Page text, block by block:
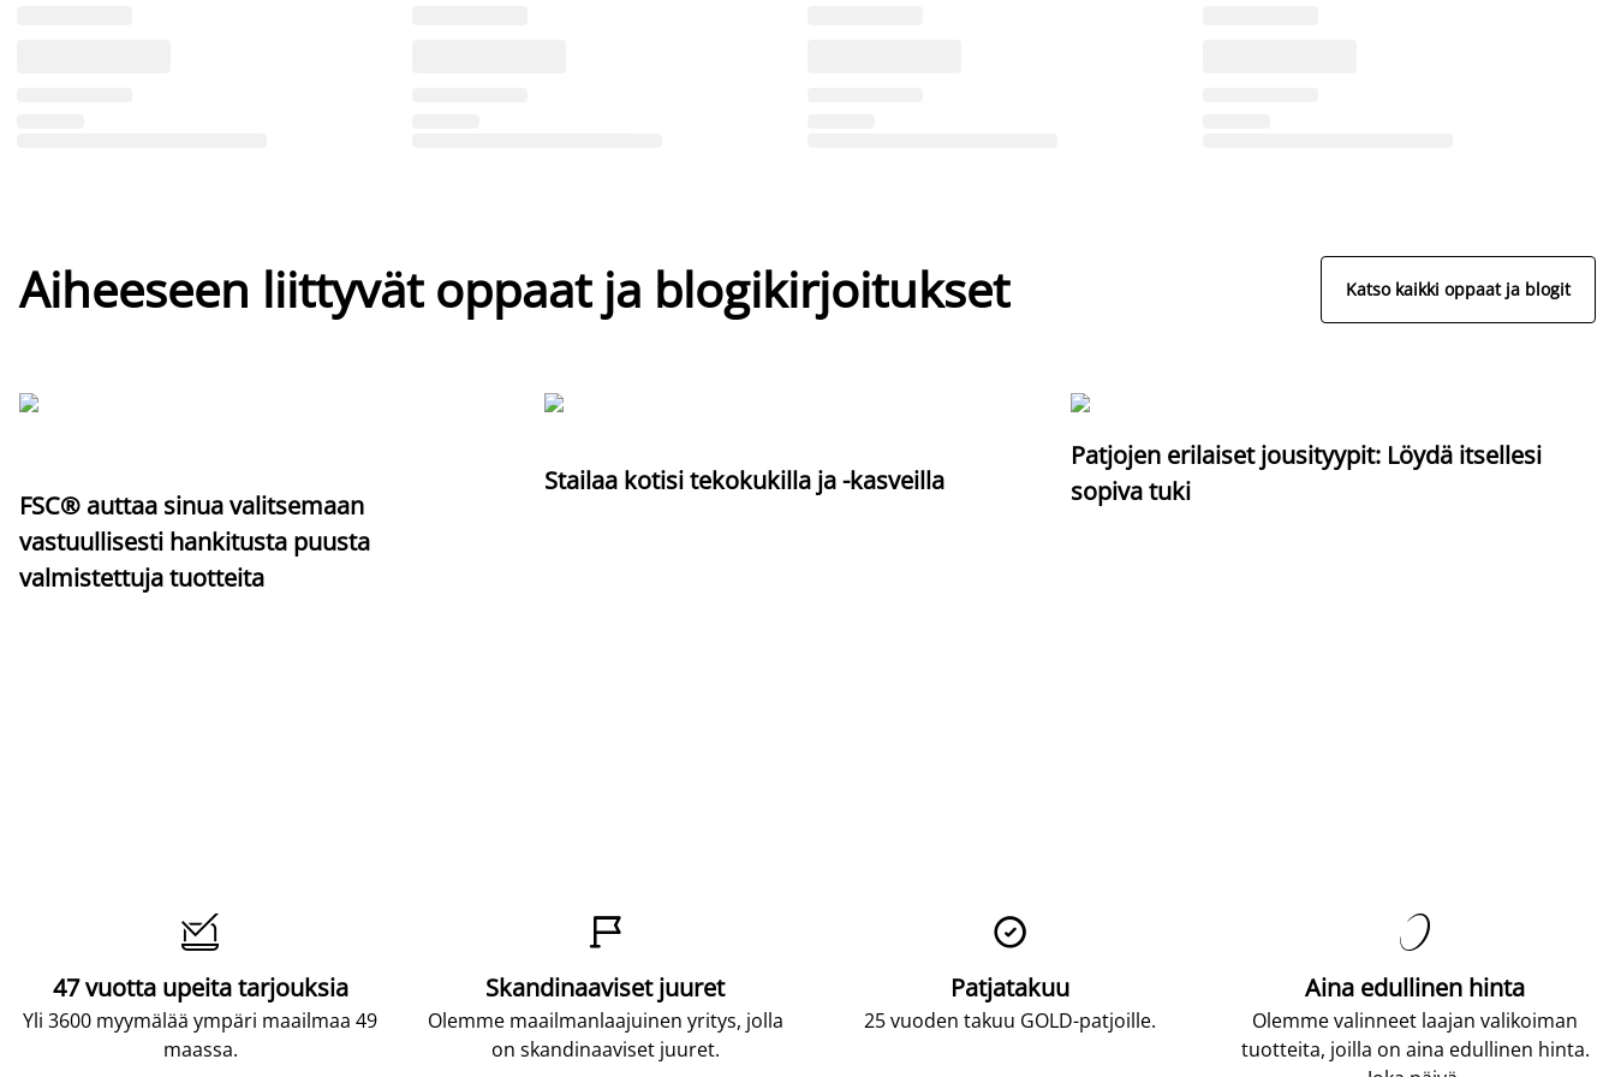
Aiheeseen liittyvät oppaat ja blogikirjoitukset Katso kaikki oppaat ja blogit
FSC® auttaa sinua valitsemaan
vastuullisesti hankitusta puusta
valmistettuja tuotteita
Stailaa kotisi tekokukilla ja -kasveilla
Patjojen erilaiset jousityypit: Löydä itsellesi
sopiva tuki

47 vuotta upeita tarjouksia
Yli 3600 myymälää ympäri maailmaa 49
maassa.

Skandinaaviset juuret
Olemme maailmanlaajuinen yritys, jolla
on skandinaaviset juuret.

Patjatakuu
25 vuoden takuu GOLD-patjoille.

Aina edullinen hinta
Olemme valinneet laajan valikoiman
tuotteita, joilla on aina edullinen hinta.